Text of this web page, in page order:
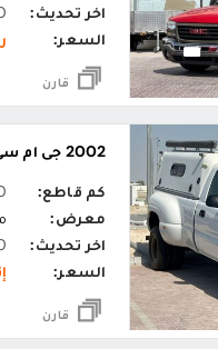
اخر تحديث:
السعر:
قارن
2002 جي ام سي سييرا 3500 هيفي ديوتي
كم قاطع:
معرض:
اخر تحديث:
السعر:
قارن